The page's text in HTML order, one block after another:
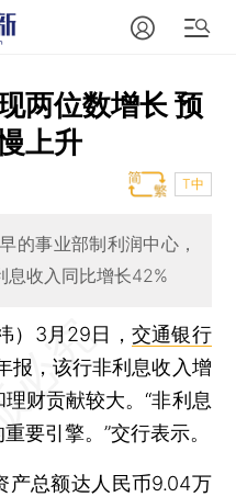
两位数增长 预
上升
T中
的事业部制利润中心，
息收入同比增长42%
） 3月29日， 交通银行
报，该行非利息收入增
财贡献较大。“非利息
要引擎。”交行表示。
总额达人民币9.04万